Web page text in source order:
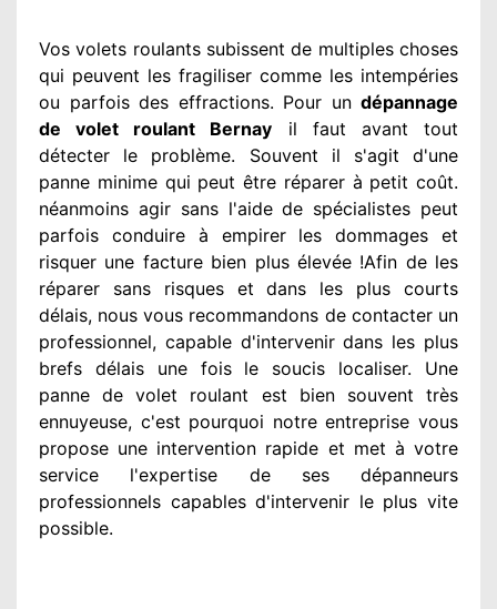
Vos volets roulants subissent de multipleschoses
qui peuvent les fragiliser comme les intempéries
ou parfois des effractions. Pour un dépannage
de volet roulant Bernay il faut avant tout
détecter le problème. Souvent il s'agit d'une
panne minime qui peut être réparerà petit coût.
néanmoins agirsans l'aide de spécialistes peut
parfois conduire à empirerles dommages et
risquer une facture bien plus élevée!Afin de les
réparer sans risques et dans les plus courts
délais, nous vous recommandons de contacterun
professionnel, capable d'intervenirdans les plus
brefs délais une fois le soucis localiser. Une
panne de volet roulant est bien souvent très
ennuyeuse, c'est pourquoi notre entreprise vous
propose une intervention rapide et met à votre
service l'expertise de ses dépanneurs
professionnels capables d'intervenir le plus vite
possible.